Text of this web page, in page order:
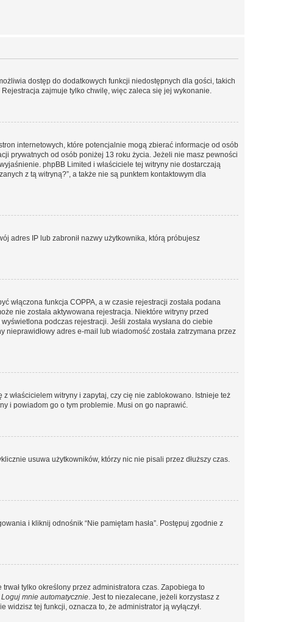
dostęp do dodatkowych funkcji niedostępnych dla gości, takich
zajmuje tylko chwilę, więc zaleca się jej wykonanie.
internetowych, które potencjalnie mogą zbierać informacje od osób
prywatnych od osób poniżej 13 roku życia. Jeżeli nie masz pewności
phpBB Limited i właściciele tej witryny nie dostarczają
z tą witryną?”, a także nie są punktem kontaktowym dla
adres IP lub zabronił nazwy użytkownika, którą próbujesz
włączona funkcja COPPA, a w czasie rejestracji została podana
nie została aktywowana rejestracja. Niektóre witryny przed
podczas rejestracji. Jeśli została wysłana do ciebie
adres e-mail lub wiadomość została zatrzymana przez
właścicielem witryny i zapytaj, czy cię nie zablokowano. Istnieje też
i powiadom go o tym problemie. Musi on go naprawić.
usuwa użytkowników, którzy nic nie pisali przez dłuższy czas.
i kliknij odnośnik “Nie pamiętam hasła”. Postępuj zgodnie z
tylko określony przez administratora czas. Zapobiega to
Loguj mnie automatycznie. Jest to niezalecane, jeżeli korzystasz z
tej funkcji, oznacza to, że administrator ją wyłączył.